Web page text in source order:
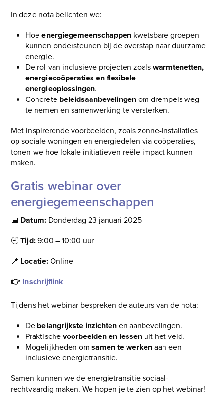
In deze nota belichten we:
Hoeenergiegemeenschappenkwetsbare groepen
kunnen ondersteunen bij de overstap naar duurzame
energie.
De rol van inclusieve projecten zoalswarmtenetten,
energiecoöperaties en flexibele
energieoplossingen.
Concrete beleidsaanbevelingenom drempels weg
te nemen en samenwerking te versterken.
Met inspirerende voorbeelden, zoals zonne-installaties
op sociale woningen en energiedelen via coöperaties,
tonen we hoe lokale initiatieven reële impact kunnen
maken.
Gratis webinar over
energiegemeenschappen
📅 Datum:Donderdag 23 januari 2025
🕘Tijd:9:00 – 10:00 uur
📍 Locatie:Online
👉 Inschrijflink
Tijdens het webinar bespreken de auteurs van de nota:
De belangrijkste inzichtenen aanbevelingen.
Praktischevoorbeelden en lessenuit het veld.
Mogelijkheden om samen te werkenaan een
inclusieve energietransitie.
Samen kunnen we de energietransitie sociaal-
rechtvaardig maken. We hopen je te zien op het webinar!